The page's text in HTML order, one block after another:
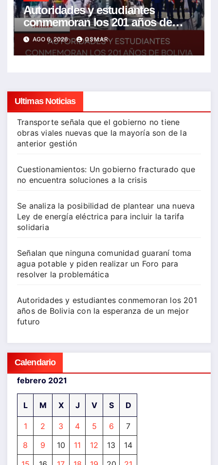
Autoridades y estudiantes
conmemoran los 201 años de
Bolivia con la esperanza de un
mejor futuro
AGO 6, 2026 OSMAR
Ultimas Noticias
Transporte señala que el gobierno no tiene
obras viales nuevas que la mayoría son de la
anterior gestión
Cuestionamientos: Un gobierno fracturado que
no encuentra soluciones a la crisis
Se analiza la posibilidad de plantear una nueva
Ley de energía eléctrica para incluir la tarifa
solidaria
Señalan que ninguna comunidad guaraní toma
agua potable y piden realizar un Foro para
resolver la problemática
Autoridades y estudiantes conmemoran los 201
años de Bolivia con la esperanza de un mejor
futuro
Calendario
febrero 2021
L M X J V S D
1 2 3 4 5 6
7
8
9 10 11 12 13
14